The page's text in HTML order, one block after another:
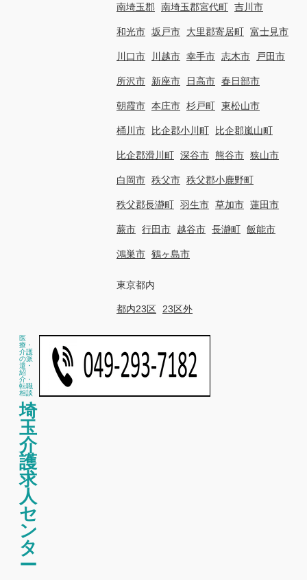
南埼玉郡 南埼玉郡宮代町 吉川市
和光市 坂戸市 大里郡寄居町 富士見市
川口市 川越市 幸手市 志木市 戸田市
所沢市 新座市 日高市 春日部市
朝霞市 本庄市 杉戸町 東松山市
桶川市 比企郡小川町 比企郡嵐山町
比企郡滑川町 深谷市 熊谷市 狭山市
白岡市 秩父市 秩父郡小鹿野町
秩父郡長瀞町 羽生市 草加市 蓮田市
蕨市 行田市 越谷市 長瀞町 飯能市
鴻巣市 鶴ヶ島市
東京都内
都内23区 23区外
医
療・
介護
の派
遣・
紹
介・
転職
相談
埼
玉
介
護
求
人
セ
ン
タ
ー